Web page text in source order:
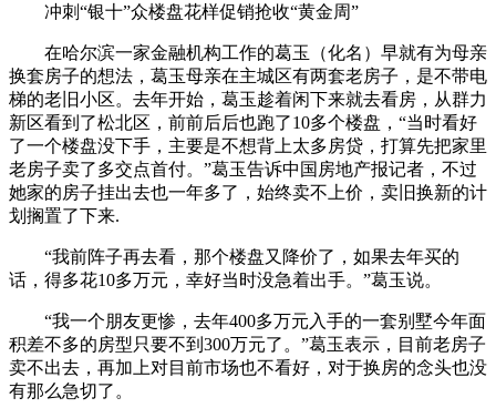
冲刺“银十”众楼盘花样促销抢收“黄金周”
在哈尔滨一家金融机构工作的葛玉（化名）早就有为母亲
换套房子的想法，葛玉母亲在主城区有两套老房子，是不带电
梯的老旧小区。去年开始，葛玉趁着闲下来就去看房，从群力
新区看到了松北区，前前后后也跑了10多个楼盘，“当时看好
了一个楼盘没下手，主要是不想背上太多房贷，打算先把家里
老房子卖了多交点首付。”葛玉告诉中国房地产报记者，不过
她家的房子挂出去也一年多了，始终卖不上价，卖旧换新的计
划搁置了下来.
“我前阵子再去看，那个楼盘又降价了，如果去年买的
话，得多花10多万元，幸好当时没急着出手。”葛玉说。
“我一个朋友更惨，去年400多万元入手的一套别墅今年面
积差不多的房型只要不到300万元了。”葛玉表示，目前老房子
卖不出去，再加上对目前市场也不看好，对于换房的念头也没
有那么急切了。